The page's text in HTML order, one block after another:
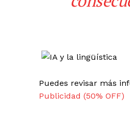
Puedes revisar más
Publicidad (50% OFF)